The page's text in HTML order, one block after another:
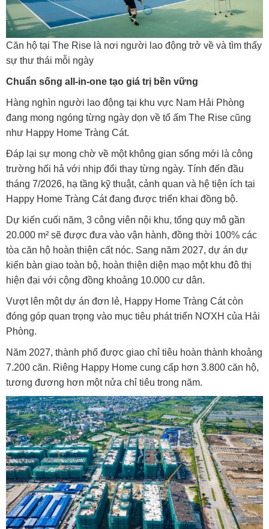
Căn hộ tại The Rise là nơi người lao động trở về và tìm thấy
sự thư thái mỗi ngày
Chuẩn sống all-in-one tạo giá trị bền vững
Hàng nghìn người lao động tại khu vực Nam Hải Phòng
đang mong ngóng từng ngày dọn về tổ ấm The Rise cũng
như Happy Home Tràng Cát.
Đáp lại sự mong chờ về một không gian sống mới là công
trường hối hả với nhịp đổi thay từng ngày. Tính đến đầu
tháng 7/2026, hạ tầng kỹ thuật, cảnh quan và hệ tiện ích tại
Happy Home Tràng Cát đang được triển khai đồng bộ.
Dự kiến cuối năm, 3 công viên nội khu, tổng quy mô gần
20.000 m² sẽ được đưa vào vận hành, đồng thời 100% các
tòa căn hộ hoàn thiện cất nóc. Sang năm 2027, dự án dự
kiến bàn giao toàn bộ, hoàn thiện diện mạo một khu đô thị
hiện đại với cộng đồng khoảng 10.000 cư dân.
Vượt lên một dự án đơn lẻ, Happy Home Tràng Cát còn
đóng góp quan trọng vào mục tiêu phát triển NƠXH của Hải
Phòng.
Năm 2027, thành phố được giao chỉ tiêu hoàn thành khoảng
7.200 căn. Riêng Happy Home cung cấp hơn 3.800 căn hộ,
tương đương hơn một nửa chỉ tiêu trong năm.